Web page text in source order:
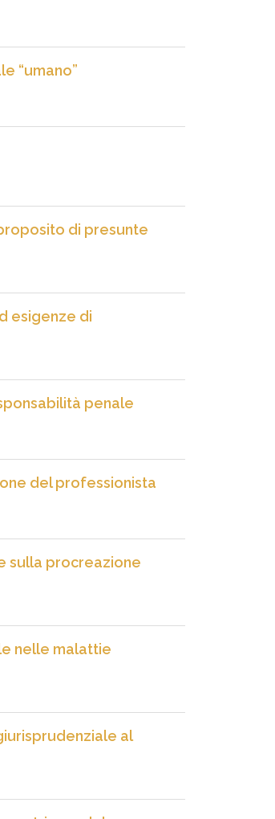
“umano”
di presunte
esigenze di
penale
del professionista
sulla procreazione
nelle malattie
al